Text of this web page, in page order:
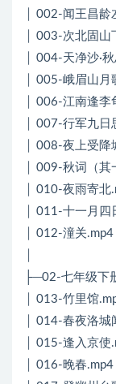
│ 002-闻王昌龄
│ 003-次北固山
│ 004-天净沙·
│ 005-峨眉山月
│ 006-江南逢李
│ 007-行军九日
│ 008-夜上受降
│ 009-秋词（其
│ 010-夜雨寄北
│ 011-十一月四
│ 012-潼关.mp4
├─02-七年级下
│ 013-竹里馆
│ 014-春夜洛城
│ 015-逢入京使
│ 016-晚春.mp4